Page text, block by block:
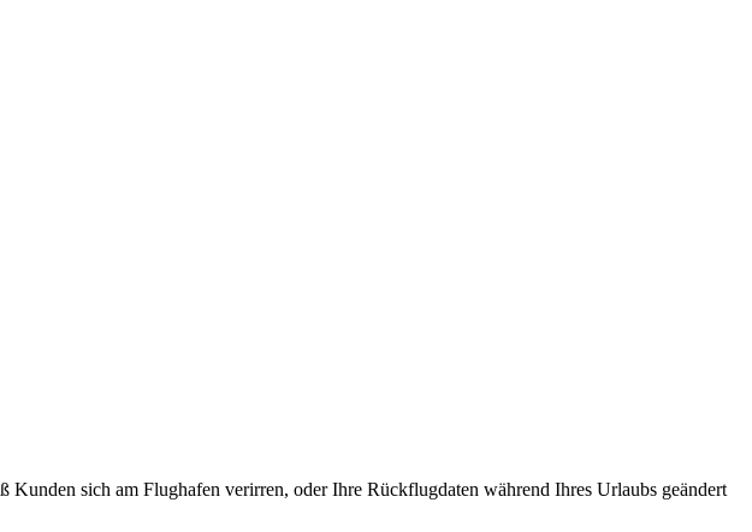
sich am Flughafen verirren, oder Ihre Rückflugdaten während Ihres Urlaubs geändert